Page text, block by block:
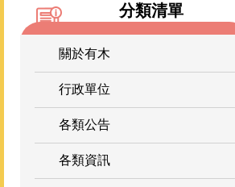
分類清單
關於有木
行政單位
各類公告
各類資訊